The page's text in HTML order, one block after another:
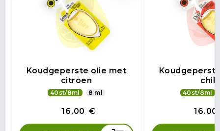
Koudgeperste olie met
citroen
40st/8ml 8 ml
16.00 €
chili
40st/8ml
16.00